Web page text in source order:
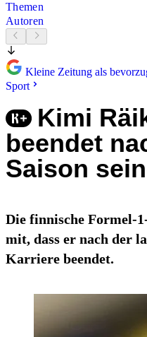
Themen
Autoren
Kleine Zeitung als
Sport
Kimi
beendet
Saison
Die finnische Formel-
mit, dass er nach der
Karriere beendet.